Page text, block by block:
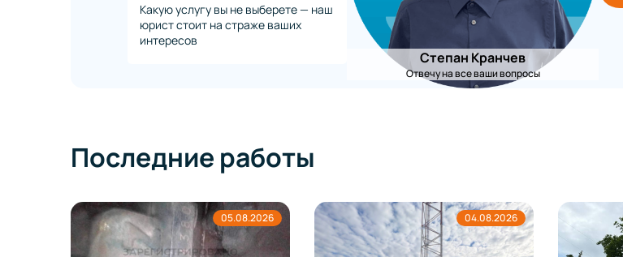
Какую услугу вы не выберете — наш
юрист стоит на страже ваших
интересов
Степан Кранчев
Отвечу на все ваши вопросы
Последние работы
05.08.2026 04.08.2026